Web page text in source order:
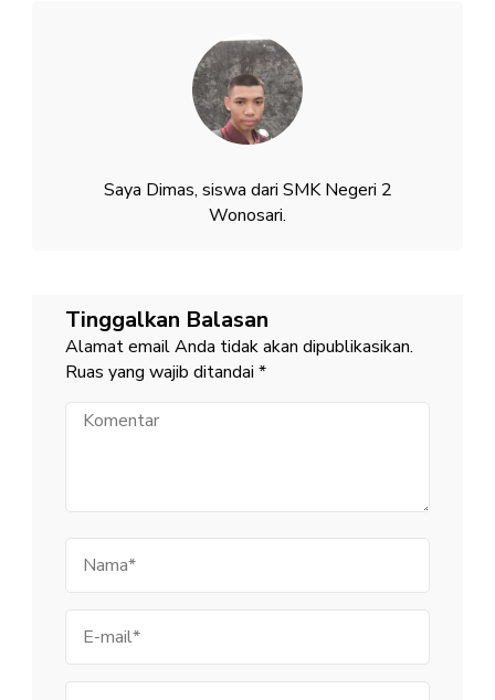
Saya Dimas, siswa dari SMK Negeri 2
Wonosari.
Tinggalkan Balasan
Alamat email Anda tidak akan dipublikasikan.
Ruas yang wajib ditandai *
Komentar
mail